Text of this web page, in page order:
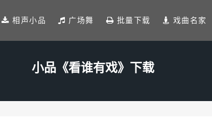
相声小品 广场舞 批量下载 戏曲名家
小品《看谁有戏》下载